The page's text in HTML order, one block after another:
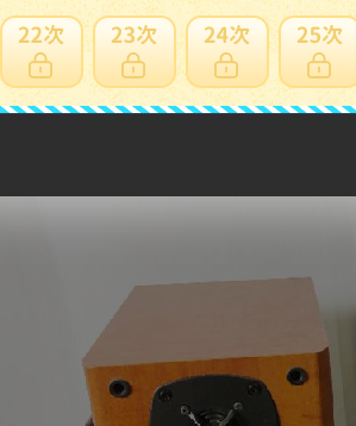
容之正確性，詳細問題說明請使用商品問與答